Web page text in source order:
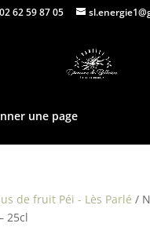
02 62 59 87 05
une page
de fruit Péi - Lès Parlé /
25cl